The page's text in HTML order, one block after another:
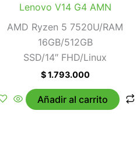
Lenovo V14 G4 AMN
AMD Ryzen 5 7520U/RAM
16GB/512GB
SSD/14″ FHD/Linux
$1.793.000
Añadir al carrito